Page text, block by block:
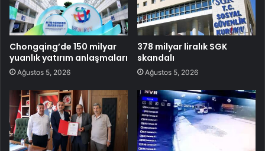
Chongqing’de 150 milyar
yuanlık yatırım anlaşmaları
Ağustos 5, 2026
378 milyar liralık SGK
skandalı
Ağustos 5, 2026